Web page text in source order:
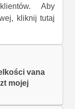
Aby
kliknij tutaj
vana
mojej